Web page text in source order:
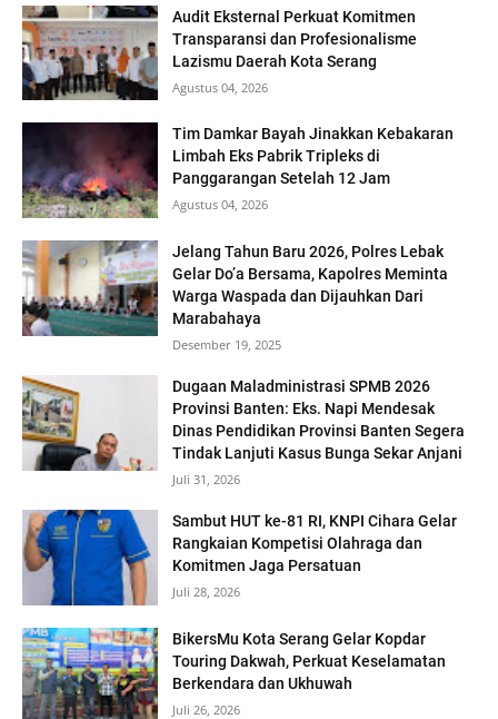
Audit Eksternal Perkuat Komitmen
Transparansi dan Profesionalisme
Lazismu Daerah Kota Serang
Agustus 04, 2026
Tim Damkar Bayah Jinakkan Kebakaran
Limbah Eks Pabrik Tripleks di
Panggarangan Setelah 12 Jam
Agustus 04, 2026
Jelang Tahun Baru 2026, Polres Lebak
Gelar Do’a Bersama, Kapolres Meminta
Warga Waspada dan Dijauhkan Dari
Marabahaya
Desember 19, 2025
Dugaan Maladministrasi SPMB 2026
Provinsi Banten: Eks. Napi Mendesak
Dinas Pendidikan Provinsi Banten Segera
Tindak Lanjuti Kasus Bunga Sekar Anjani
Juli 31, 2026
Sambut HUT ke-81 RI, KNPI Cihara Gelar
Rangkaian Kompetisi Olahraga dan
Komitmen Jaga Persatuan
Juli 28, 2026
BikersMu Kota Serang Gelar Kopdar
Touring Dakwah, Perkuat Keselamatan
Berkendara dan Ukhuwah
Juli 26, 2026